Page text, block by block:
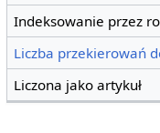
Indeksowanie przez
Liczba przekierowań
Liczona jako artykuł